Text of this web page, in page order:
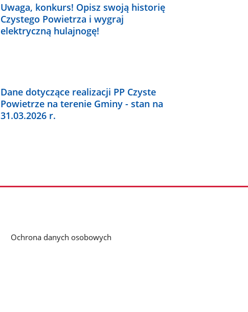
Uwaga, konkurs! Opisz swoją historię
Czystego Powietrza i wygraj
elektryczną hulajnogę!
Dane dotyczące realizacji PP Czyste
Powietrze na terenie Gminy - stan na
31.03.2026 r.
Ochrona danych osobowych